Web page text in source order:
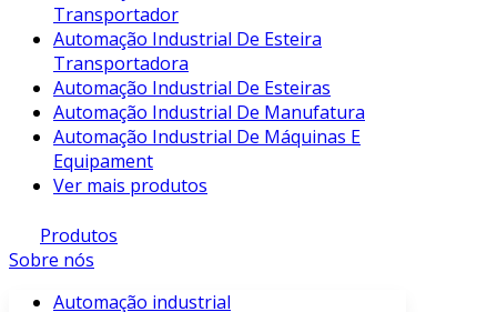
Transportador
Automação Industrial De Esteira
Transportadora
Automação Industrial De Esteiras
Automação Industrial De Manufatura
Automação Industrial De Máquinas E
Equipament
Ver mais produtos
Produtos
Sobre nós
Automação industrial